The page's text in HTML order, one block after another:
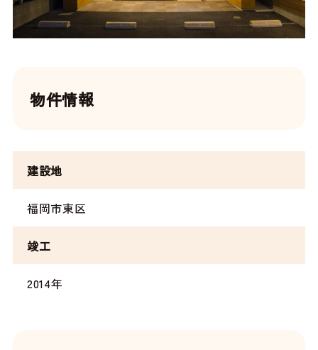
物件情報
建設地
福岡市東区
竣工
2014年